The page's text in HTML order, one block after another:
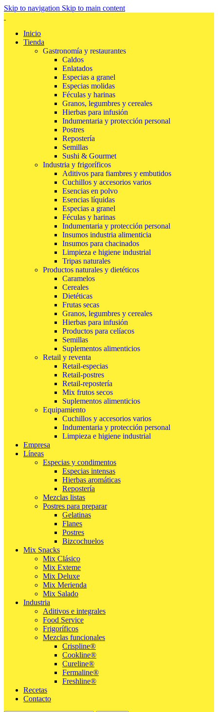
Skip to navigation Skip to main content
Inicio
Tienda
Gastronomía y restaurantes
Caldos
Enlatados
Especias a granel
Especias molidas
Féculas y harinas
Granos, legumbres y cereales
Hierbas para infusión
Indumentaria y protección personal
Postres
Repostería
Semillas
Sushi & Gourmet
Industria y frigoríficos
Aditivos para fiambres y embutidos
Cuchillos y accesorios varios
Esencias en polvo
Esencias líquidas
Especias a granel
Féculas y harinas
Indumentaria y protección personal
Insumos industria alimenticia
Insumos para chacinados
Limpieza e higiene industrial
Tripas naturales
Productos naturales y dietéticos
Caramelos
Cereales
Dietéticas
Frutas secas
Granos, legumbres y cereales
Hierbas para infusión
Productos para celíacos
Semillas
Suplementos alimenticios
Retail y reventa
Retail-especias
Retail-postres
Retail-repostería
Mix frutos secos
Suplementos alimenticios
Equipamiento
Cuchillos y accesorios varios
Indumentaria y protección personal
Limpieza e higiene industrial
Empresa
Líneas
Especias y condimentos
Especias intensas
Hierbas aromáticas
Repostería
Mezclas listas
Postres para preparar
Gelatinas
Flanes
Postres
Bizcochuelos
Mix Snacks
Mix Clásico
Mix Exteme
Mix Deluxe
Mix Merienda
Mix Salado
Industria
Aditivos e integrales
Food Service
Frigoríficos
Mezclas funcionales
Crispline®
Cookline®
Cureline®
Fermaline®
Freshline®
Recetas
Contacto